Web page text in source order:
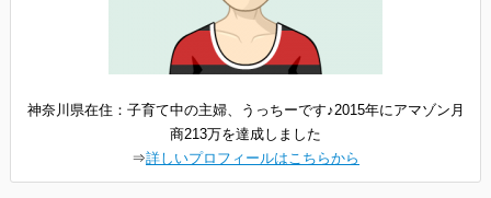
神奈川県在住：子育て中の主婦、うっちーです♪2015年にアマゾン月
商213万を達成しました
⇒詳しいプロフィールはこちらから